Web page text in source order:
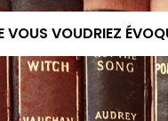
VOUS VOUDRIEZ